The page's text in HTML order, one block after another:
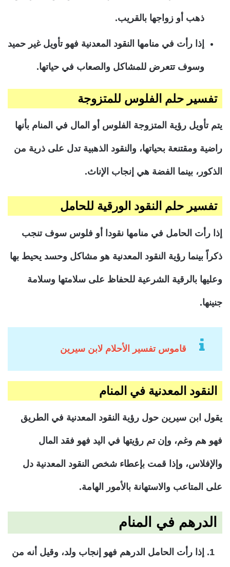
ذهب أو زواجها بالقريب.
إذا رأت في منامها النقود المعدنية فهو تأويل غير حميد
وسوف تتعرض للمشاكل والصعاب في حياتها.
تفسير حلم الفلوس للمتزوجة
يتم تأويل رؤية المتزوجة الفلوس أو المال في المنام بأنها
راضية ومقتنعة بحياتها، والنقود الذهبية تدل على ذرية من
الذكور، بينما الفضة هي إنجاب الإناث.
تفسير حلم النقود الورقية للحامل
إذا رأت الحامل في منامها نقودا أو فلوس سوف تنجب
ذكراً بينما رؤية النقود المعدنية هو مشاكل وحسد يحيط بها
وعليها بالرقية الشرعية للحفاظ على سلامتها وسلامة
جنينها.
قاموس تفسير الأحلام لابن سيرين
النقود المعدنية في المنام
يقول ابن سيرين حول رؤية النقود المعدنية في الطريق
فهو هم وغم، وإن تم رؤيتها في اليد فهو فقد المال
والإفلاس، وإذا قمت بإعطاء شخص النقود المعدنية دل
على المتاعب والاستهانة بالأمور الهامة.
الدرهم في المنام
إذا رأت الحامل الدرهم فهو إنجاب ولد، وقيل أنه من